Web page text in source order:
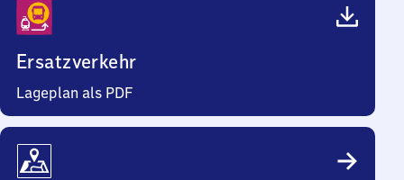
Ersatzverkehr
Lageplan als PDF